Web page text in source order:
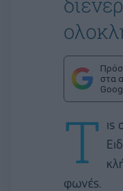
στα
Τ ις
φωνές.